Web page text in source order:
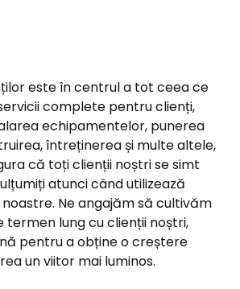
este în centrul a tot ceea ce
complete pentru clienți,
echipamentelor, punerea
întreținerea și multe altele,
că toți clienții noștri se simt
atunci când utilizează
Ne angajăm să cultivăm
lung cu clienții noștri,
pentru a obține o creștere
un viitor mai luminos.